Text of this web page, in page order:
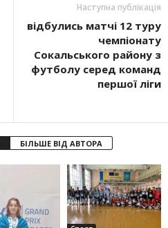
Наступна публікація
відбулись матчі 12 туру
чемпіонату
Сокальського району з
футболу серед команд
першої ліги
БІЛЬШЕ ВІД АВТОРА